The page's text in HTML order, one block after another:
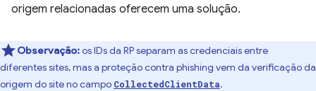
origem relacionadas oferecem uma solução.
Observação:os IDs da RP separam as credenciais entre
diferentes sites, mas a proteção contra phishing vem da verificação da
origem do site no campo CollectedClientData.